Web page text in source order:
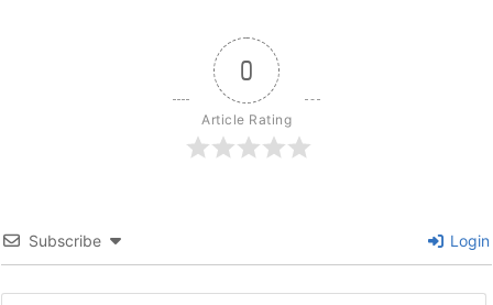
0
Article Rating
Subscribe Login